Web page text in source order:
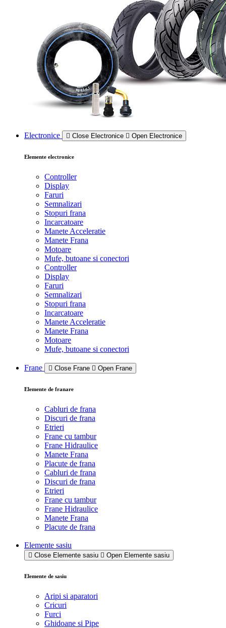
Electronice Close Electronice Open Electronice
Elemente electronice
Controller
Display
Faruri
Semnalizari
Stopuri frana
Incarcatoare
Manete Acceleratie
Manete Frana
Motoare
Mufe, butoane si conectori
Controller
Display
Faruri
Semnalizari
Stopuri frana
Incarcatoare
Manete Acceleratie
Manete Frana
Motoare
Mufe, butoane si conectori
Frane Close Frane Open Frane
Elemente de franare
Cabluri de frana
Discuri de frana
Etrieri
Frane cu tambur
Frane Hidraulice
Manete Frana
Placute de frana
Cabluri de frana
Discuri de frana
Etrieri
Frane cu tambur
Frane Hidraulice
Manete Frana
Placute de frana
Elemente sasiu
Close Elemente sasiu Open Elemente sasiu
Elemente de sasiu
Aripi si aparatori
Cricuri
Furci
Ghidoane si Pipe